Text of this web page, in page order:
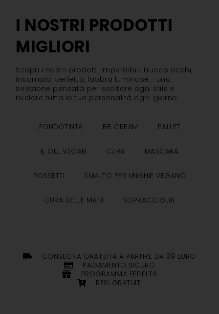
I NOSTRI PRODOTTI
MIGLIORI
Scopri i nostri prodotti imperdibili: trucco occhi,
incarnato perfetto, labbra luminose... una
selezione pensata per esaltare ogni stile e
rivelare tutta la tua personalità ogni giorno.
FONDOTINTA BB CREAM PALLET
IL GEL VEGAN CURA MASCARA
ROSSETTI SMALTO PER UNGHIE VEGANO
CURA DELLE MANI SOPRACCIGLIA
CONSEGNA GRATUITA A PARTIRE DA 39 EURO
PAGAMENTO SICURO
PROGRAMMA FEDELTÀ
RESI GRATUITI